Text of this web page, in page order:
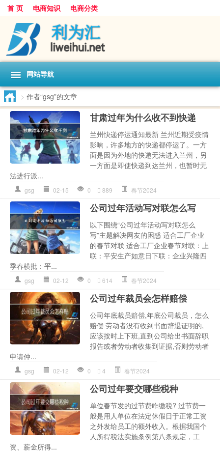
首 页 电商知识 电商分类
网站导航
> 作者“gsg”的文章
甘肃过年为什么收不到快递
兰州快递停运通知最新 兰州近期受疫情
影响，许多地方的快递都停运了。一方
面是因为外地的快递无法进入兰州，另
一方面是即使快递到达兰州，也暂时无
法进行派...
gsg 02-15 0 889 春节2024
公司过年活动写对联怎么写
以下围绕“公司过年活动写对联怎么
写”主题解决网友的困惑 适合工厂企业
的春节对联 适合工厂企业春节对联：上
联：平安生产如意日下联：企业兴隆四
季春横批：平...
gsg 02-12 0 614 春节2024
公司过年裁员会怎样赔偿
公司年底裁员赔偿,年底公司裁员，怎么
赔偿 劳动者没有收到书面辞退证明的,
应该按时上下班,直到公司给出书面辞职
报告或者劳动者收集到证据,否则劳动者
申请仲...
gsg 02-12 0 4 春节2024
公司过年要交哪些税种
单位春节发的过节费咋缴税? 过节费一
般是用人单位在法定休假日于正常工资
之外发给员工的额外收入。根据我国个
人所得税法实施条例第八条规定，工
资、薪金所得...